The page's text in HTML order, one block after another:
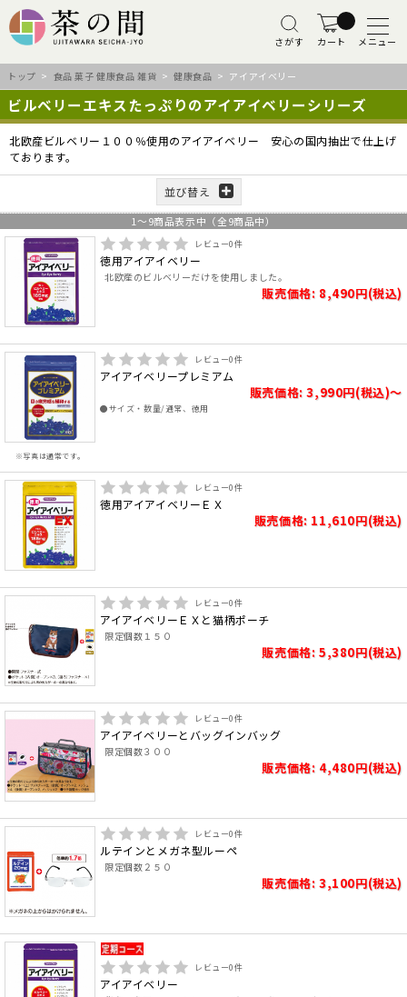
さがす カート メニュー
トップ > 食品 菓子 健康食品 雑貨 >健康食品 > アイアイベリー
ビルベリーエキスたっぷりのアイアイベリーシリーズ
北欧産ビルベリー１００％使用のアイアイベリー 安心の国内抽出で仕上げ
ております。
並び替え
1 ～9商品表示中（全9商品中）
レビュー0件
徳用アイアイベリー
北欧産のビルベリーだけを使用しました。
販売価格: 8,490円(税込)
※写真は通常です。
レビュー0件
アイアイベリープレミアム
販売価格: 3,990円(税込)～
●サイズ・数量/通常、徳用
レビュー0件
徳用アイアイベリーＥＸ
販売価格: 11,610円(税込)
レビュー0件
アイアイベリーＥＸと猫柄ポーチ
限定個数１５０
販売価格: 5,380円(税込)
レビュー0件
アイアイベリーとバッグインバッグ
限定個数３００
販売価格: 4,480円(税込)
レビュー0件
ルテインとメガネ型ルーペ
限定個数２５０
販売価格: 3,100円(税込)
レビュー0件
アイアイベリー